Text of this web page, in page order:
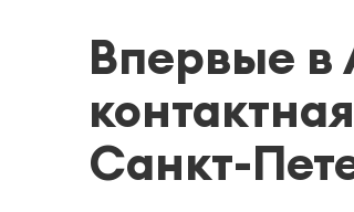
Впервые в
Санкт-